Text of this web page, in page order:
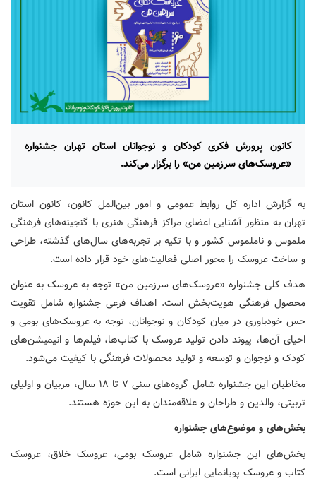
کانون پرورش فکری کودکان و نوجوانان استان تهران جشنواره
«عروسک‌های سرزمین من» را برگزار می‌کند.
به گزارش اداره کل روابط عمومی و امور بین‌المل کانون، کانون استان
تهران به منظور آشنایی اعضای مراکز فرهنگی هنری با گنجینه‌های فرهنگی
ملموس و ناملموس کشور و با تکیه بر تجربه‌های سال‌های گذشته، طراحی
و ساخت عروسک را محور اصلی فعالیت‌های خود قرار داده است.
هدف کلی جشنواره «عروسک‌های سرزمین من» توجه به عروسک به عنوان
محصول فرهنگی هویت‌بخش است. اهداف فرعی جشنواره شامل تقویت
حس خودباوری در میان کودکان و نوجوانان، توجه به عروسک‌های بومی و
احیای آن‌ها، پیوند دادن تولید عروسک با کتاب‌ها، فیلم‌ها و انیمیشن‌های
کودک و نوجوان و توسعه و تولید محصولات فرهنگی با کیفیت می‌شود.
مخاطبان این جشنواره شامل گروه‌های سنی ۷ تا ۱۸ سال، مربیان و اولیای
تربیتی، والدین و طراحان و علاقه‌مندان به این حوزه هستند.
بخش‌های و موضوعهای جشنواره
بخش‌های این جشنواره شامل عروسک بومی، عروسک خلاق، عروسک
کتاب و عروسک پویانمایی ایرانی است.